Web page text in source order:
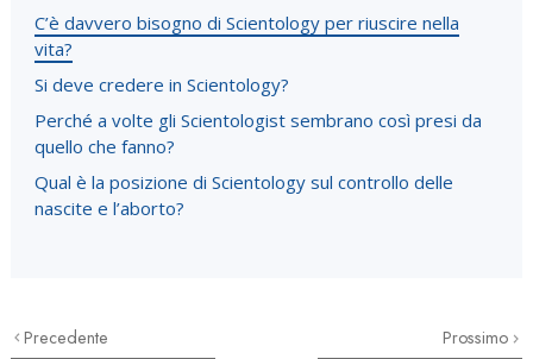
C’è davvero bisogno di Scientology per riuscire nella
vita?
Si deve credere in Scientology?
Perché a volte gli Scientologist sembrano così presi da
quello che fanno?
Qual è la posizione di Scientology sul controllo delle
nascite e l’aborto?
Precedente Prossimo